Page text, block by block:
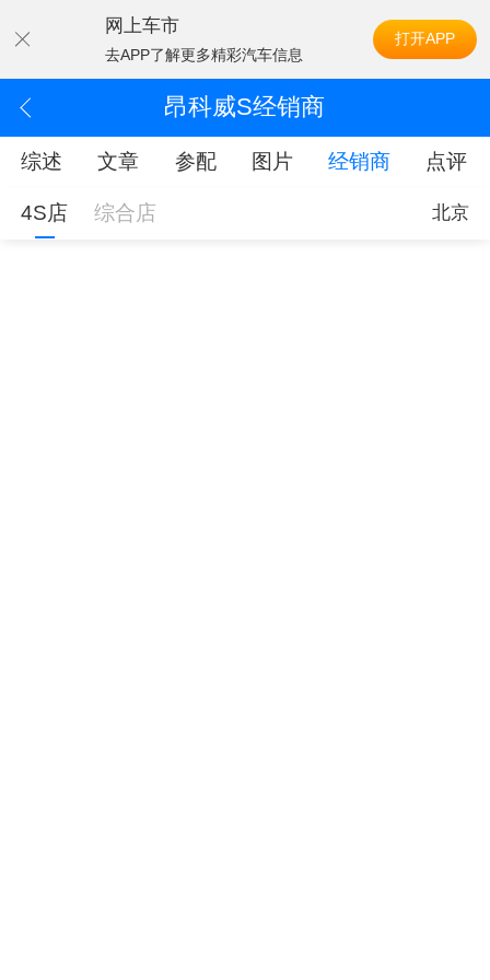
网上车市
去APP了解更多精彩汽车信息
打开APP
昂科威S经销商
综述 文章 参配 图片 经销商 点评
4S店 综合店 北京